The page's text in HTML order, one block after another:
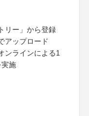
リー」から登録
アップロード
ンラインによる1
施